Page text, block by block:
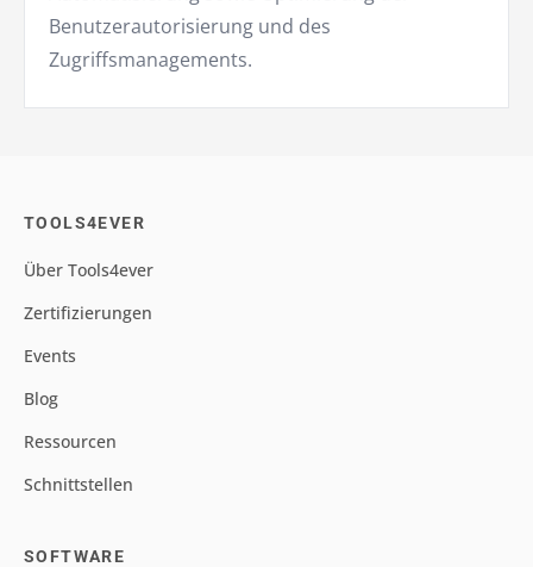
Benutzerautorisierung und des
Zugriffsmanagements.
TOOLS4EVER
Über Tools4ever
Zertifizierungen
Events
Blog
Ressourcen
Schnittstellen
SOFTWARE